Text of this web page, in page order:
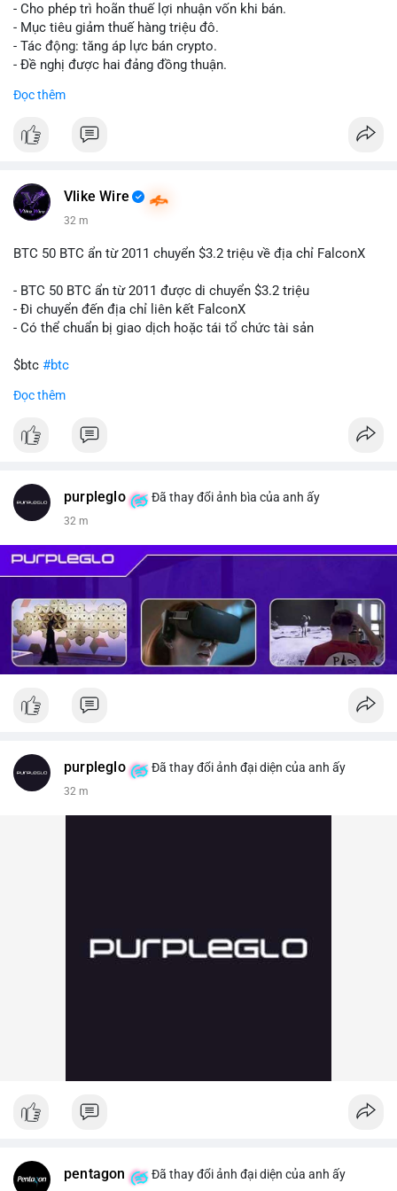
tái cơ cấu danh mục trước phiên giao dịch Âu-Mỹ. Tâm lý thị
trường có thể dao động nhẹ khi nhà đầu tư nhỏ lẻ theo dõi
động thái này.
và điểm đến của số BTC này trong 2-4 giờ tới. Nếu dòng tiền
phòng thủ. Nếu vào ví lạnh, có thể duy trì chiến lược nắm giữ
#160btc #vilanh #thanhkhoansan
- Cho phép trì hoãn thuế lợi nhuận vốn khi bán.
- Mục tiêu giảm thuế hàng triệu đô.
- Tác động: tăng áp lực bán crypto.
- Đề nghị được hai đảng đồng thuận.
📰 Nguồn: Cointelegraph
Đọc thêm
Vlike Wire
32 m
BTC 50 BTC ẩn từ 2011 chuyển $3.2 triệu về địa chỉ FalconX
- BTC 50 BTC ẩn từ 2011 được di chuyển $3.2 triệu
- Đi chuyển đến địa chỉ liên kết FalconX
- Có thể chuẩn bị giao dịch hoặc tái tổ chức tài sản
$btc #btc
#vlikevn
📰 Nguồn: CoinDesk
Đọc thêm
purpleglo Đã thay đổi ảnh bìa của anh ấy
32 m
purpleglo Đã thay đổi ảnh đại diện của anh ấy
32 m
pentagon Đã thay đổi ảnh đại diện của anh ấy